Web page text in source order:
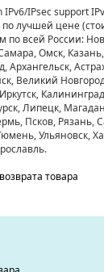
IPv6/IPsec support
по лучшей цене
по всей России:
Омск,
Архангельск,
Великий
Липецк,
Псков, Рязань,
Ульяновск,
товара